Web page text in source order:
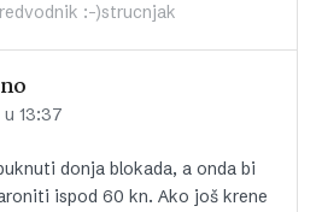
:-)strucnjak
u 13:37
donja blokada, a onda bi
ispod 60 kn. Ako još krene